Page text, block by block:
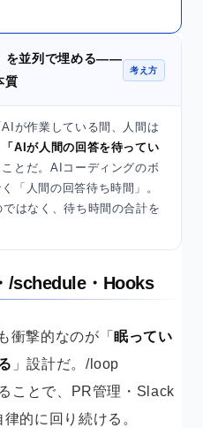
を並列で埋める——
質
考え方
が作業している間、人間は
「AIが人間の回答を待ってい
ことだ。AIコーディングのボ
「人間の回答待ち時間」。
はなく、待ち時間の合計を
/schedule・Hooks
衝撃的なのが「眠ってい
」設計だ。/loop
ことで、PR管理・Slack
的に回り続ける。